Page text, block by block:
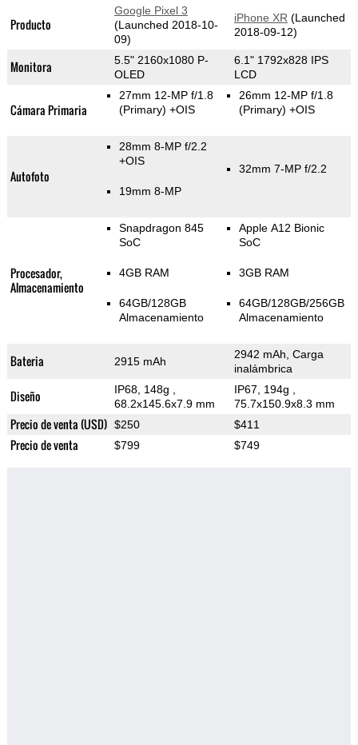
Producto
Google Pixel 3
(Launched 2018-10-
09)
iPhone XR (Launched
2018-09-12)
Monitora
5.5" 2160x1080 P-
OLED
6.1" 1792x828 IPS
LCD
Cámara Primaria
27mm 12-MP f/1.8
(Primary) +OIS
26mm 12-MP f/1.8
(Primary) +OIS
Autofoto
28mm 8-MP f/2.2
+OIS
19mm 8-MP
32mm 7-MP f/2.2
Procesador,
Almacenamiento
Snapdragon 845
SoC
4GB RAM
64GB/128GB
Almacenamiento
Apple A12 Bionic
SoC
3GB RAM
64GB/128GB/256GB
Almacenamiento
Bateria 2915 mAh
2942 mAh, Carga
inalámbrica
Diseño IP68, 148g
68.2x145.6x7.9 mm
IP67, 194g
75.7x150.9x8.3 mm
Precio de venta (USD) $250 $411
Precio de venta $799 $749